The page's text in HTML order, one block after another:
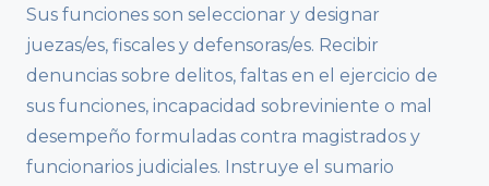
Sus funciones son seleccionar y designar
juezas/es, fiscales y defensoras/es. Recibir
denuncias sobre delitos, faltas en el ejercicio de
sus funciones, incapacidad sobreviniente o mal
desempeño formuladas contra magistrados y
funcionarios judiciales. Instruye el sumario